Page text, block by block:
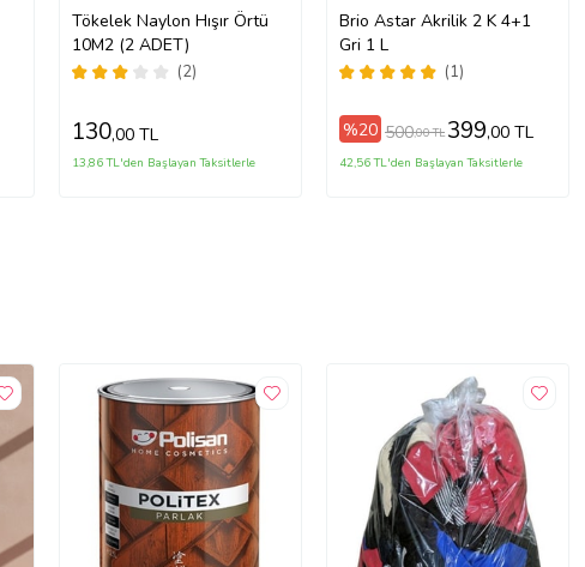
Tökelek Naylon Hışır Örtü
10M2 (2 ADET)
(2)
130,00 TL
13,86 TL'den Başlayan Taksitlerle
Brio Astar Akrilik 2 K 4+1
Gri 1 L
(1)
%20 500,00 TL 399,00 TL
42,56 TL'den Başlayan Taksitlerle